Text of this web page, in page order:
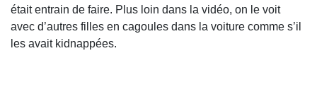
était entrain de faire. Plus loin dans la vidéo, on le voit
avec d’autres filles en cagoules dans la voiture comme s’il
les avait kidnappées.